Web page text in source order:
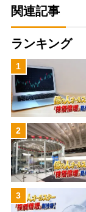
関連記事
ランキング
1
2
3